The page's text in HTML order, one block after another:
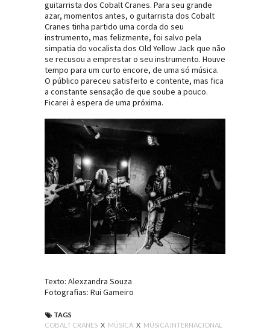
guitarrista dos Cobalt Cranes. Para seu grande
azar, momentos antes, o guitarrista dos Cobalt
Cranes tinha partido uma corda do seu
instrumento, mas felizmente, foi salvo pela
simpatia do vocalista dos Old Yellow Jack que não
se recusou a emprestar o seu instrumento. Houve
tempo para um curto encore, de uma só música.
O público pareceu satisfeito e contente, mas fica
a constante sensação de que soube a pouco.
Ficarei à espera de uma próxima.
Texto: Alexzandra Souza
Fotografias: Rui Gameiro
TAGS
COBALT CRANES X MÚSICA X MÚSICA INTERNACIONAL